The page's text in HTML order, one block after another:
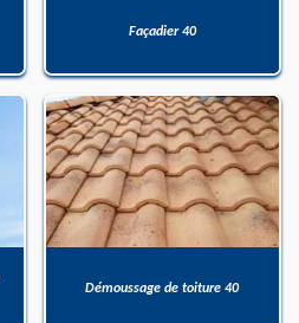
Façadier 40
Démoussage de toiture 40